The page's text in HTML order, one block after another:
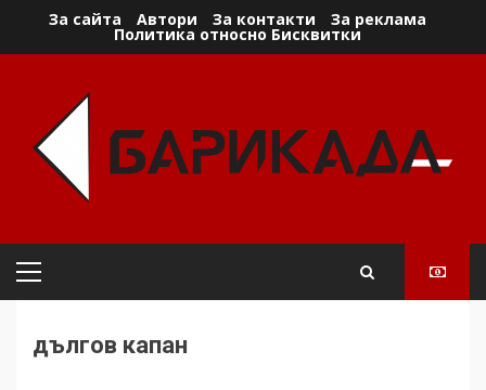
За сайта Автори За контакти За реклама
Политика относно Бисквитки
Primary
дългов капан